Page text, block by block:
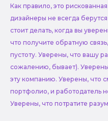
Как правило, это
дизайнеры не всегда
стоит делать, когда вы
что получите обратную
пустоту. Уверены, что вашу
сожалению, бывает).
эту компанию. Уверены, что
портфолио, и работодатель
Уверены, что потратите